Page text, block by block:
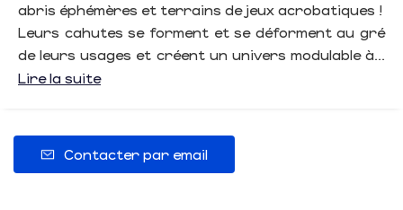
abris éphémères et terrains de jeux acrobatiques !
Leurs cahutes se forment et se déforment au gré
de leurs usages et créent un univers modulable à...
Lire la suite
Contacter par email